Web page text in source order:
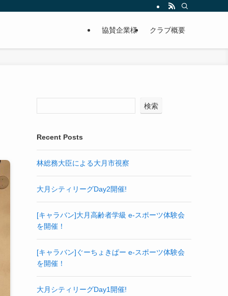
協賛企業様 クラブ概要
検索
Recent Posts
林総務大臣による大月市視察
大月シティリーグDay2開催!
[キャラバン]大月高齢者学級 e-スポーツ体験会
を開催！
[キャラバン]ぐーちょきぱー e-スポーツ体験会
を開催！
大月シティリーグDay1開催!